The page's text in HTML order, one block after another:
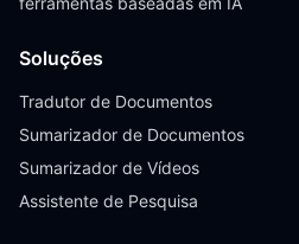
Soluções
Tradutor de Documentos
Sumarizador de Documentos
Sumarizador de Vídeos
Assistente de Pesquisa